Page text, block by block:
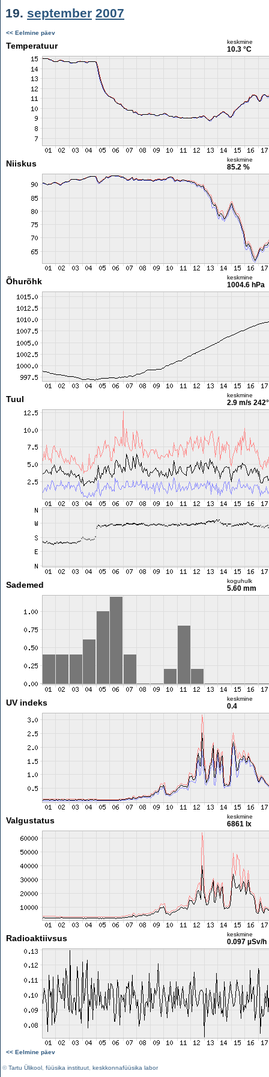
19. september 2007
<< Eelmine päev
Temperatuur keskmine
10.3 °C
Niiskus keskmine
85.2 %
Õhurõhk keskmine
1004.6 hPa
Tuul keskmine
2.9 m/s 242°
Sademed koguhulk
5.60 mm
UV indeks keskmine
0.4
Valgustatus keskmine
6861 lx
Radioaktiivsus keskmine
0.097 µSv/h
<< Eelmine päev
©Tartu Ülikool füüsika instituut keskkonnafüüsika labor